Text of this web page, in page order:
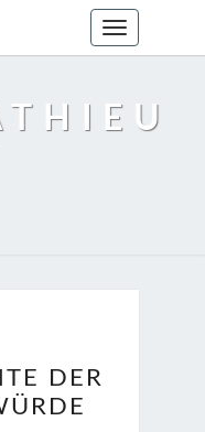
Toggle
navigation
DER